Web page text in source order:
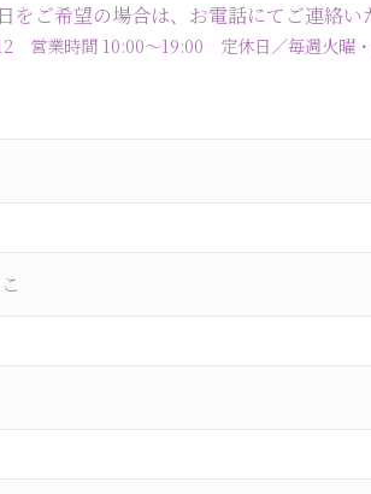
をご希望の場合は、お電話にてご連絡い
営業時間 10:00～19:00 定休日／毎週火曜